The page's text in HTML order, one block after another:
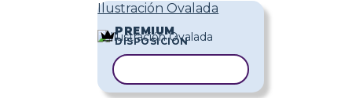
Ilustración Ovalada
PREMIUM
DISPOSICIÓN